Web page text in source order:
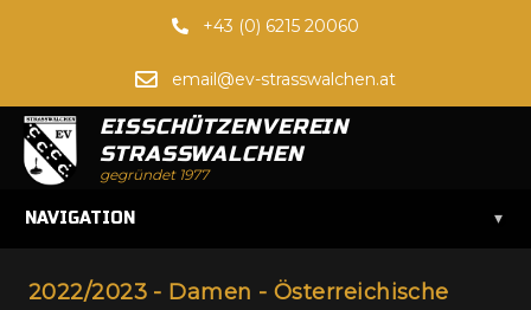
+43 (0) 6215 20060
email@ev-strasswalchen.at
EISSCHÜTZENVEREIN
STRASSWALCHEN
gegründet 1977
NAVIGATION ▾
2022/2023 - Damen - Österreichische